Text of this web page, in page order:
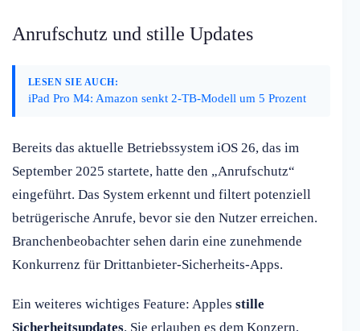
Anrufschutz und stille Updates
LESEN SIE AUCH:
iPad Pro M4: Amazon senkt 2-TB-Modell um 5 Prozent
Bereits das aktuelle Betriebssystem iOS 26, das im
September 2025 startete, hatte den „Anrufschutz“
eingeführt. Das System erkennt und filtert potenziell
betrügerische Anrufe, bevor sie den Nutzer erreichen.
Branchenbeobachter sehen darin eine zunehmende
Konkurrenz für Drittanbieter-Sicherheits-Apps.
Ein weiteres wichtiges Feature: Apples stille
Sicherheitsupdates. Sie erlauben es dem Konzern,